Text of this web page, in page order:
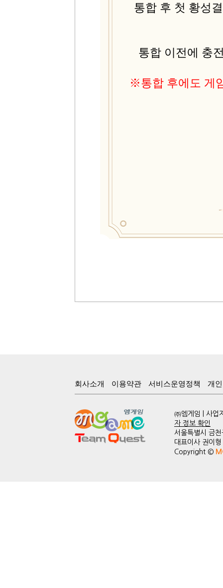
통합 후 첫 황성
통합 이전에 충
※통합 후에도 게
회사소개 이용약관 서비스운영정책 개
㈜엠게임 | 사
자 정보 확인
서울특별시 금
대표이사 권이
Copyright ©